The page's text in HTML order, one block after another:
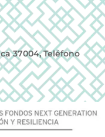
37004, Teléfono